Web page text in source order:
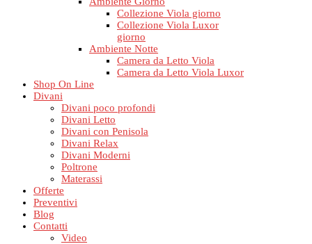
Collezione Viola giorno
Collezione Viola Luxor
giorno
Ambiente Notte
Camera da Letto Viola
Camera da Letto Viola Luxor
Shop On Line
Divani
Divani poco profondi
Divani Letto
Divani con Penisola
Divani Relax
Divani Moderni
Poltrone
Materassi
Offerte
Preventivi
Blog
Contatti
Video